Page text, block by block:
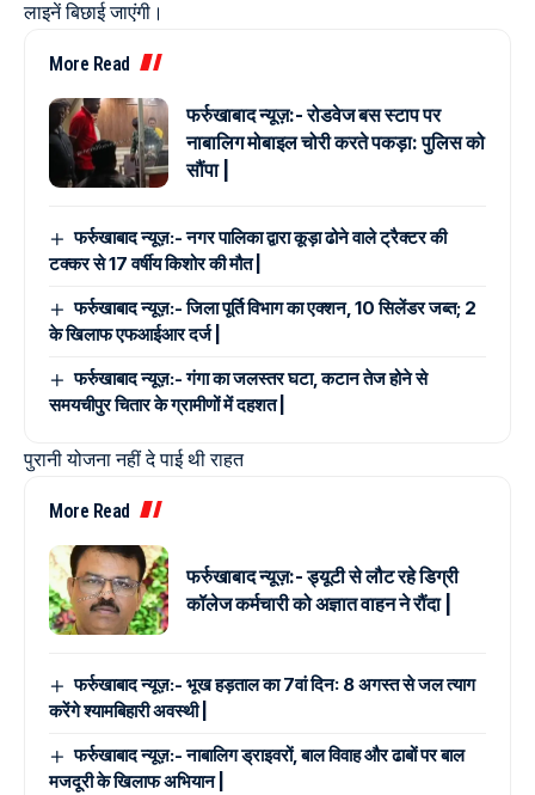
लाइनें बिछाई जाएंगी।
More Read
फर्रुखाबाद न्यूज़:- रोडवेज बस स्टाप पर
नाबालिग मोबाइल चोरी करते पकड़ा: पुलिस को
सौंपा |
फर्रुखाबाद न्यूज़:- नगर पालिका द्वारा कूड़ा ढोने वाले ट्रैक्टर की
टक्कर से 17 वर्षीय किशोर की मौत |
फर्रुखाबाद न्यूज़:- जिला पूर्ति विभाग का एक्शन, 10 सिलेंडर जब्त; 2
के खिलाफ एफआईआर दर्ज |
फर्रुखाबाद न्यूज़:- गंगा का जलस्तर घटा, कटान तेज होने से
समयचीपुर चितार के ग्रामीणों में दहशत |
पुरानी योजना नहीं दे पाई थी राहत
More Read
फर्रुखाबाद न्यूज़:- ड्यूटी से लौट रहे डिग्री
कॉलेज कर्मचारी को अज्ञात वाहन ने रौंदा |
फर्रुखाबाद न्यूज़:- भूख हड़ताल का 7वां दिन: 8 अगस्त से जल त्याग
करेंगे श्यामबिहारी अवस्थी |
फर्रुखाबाद न्यूज़:- नाबालिग ड्राइवरों, बाल विवाह और ढाबों पर बाल
मजदूरी के खिलाफ अभियान |